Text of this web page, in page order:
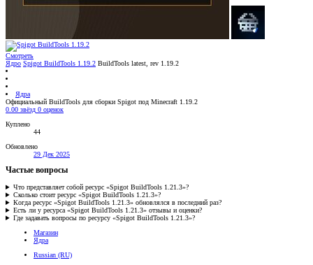
Смотреть
Ядро Spigot BuildTools 1.19.2 BuildTools latest, rev 1.19.2
Ядра
Официальный BuildTools для сборки Spigot под Minecraft 1.19.2
0.00 звёзд 0 оценок
Куплено
44
Обновлено
29 Дек 2025
Частые вопросы
Что представляет собой ресурс «Spigot BuildTools 1.21.3»?
Сколько стоит ресурс «Spigot BuildTools 1.21.3»?
Когда ресурс «Spigot BuildTools 1.21.3» обновлялся в последний раз?
Есть ли у ресурса «Spigot BuildTools 1.21.3» отзывы и оценки?
Где задавать вопросы по ресурсу «Spigot BuildTools 1.21.3»?
Магазин
Ядра
Russian (RU)